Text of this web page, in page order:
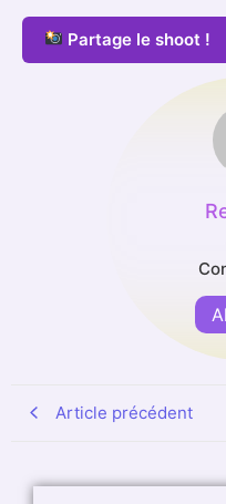
Partage le shoot !
Article précédent